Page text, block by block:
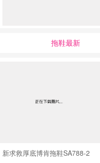
拖鞋最新
新求救厚底博肯拖鞋SA788-2